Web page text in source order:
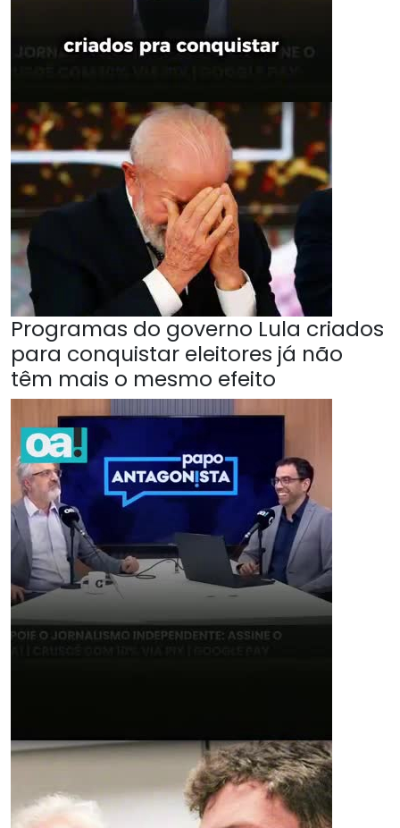
Programas do governo Lula criados
para conquistar eleitores já não
têm mais o mesmo efeito